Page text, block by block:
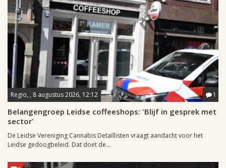
Regio, , 8 augustus 2026, 12:12 1
Belangengroep Leidse coffeeshops: 'Blijf in gesprek met
sector'
De Leidse Vereniging Cannabis Detaillisten vraagt aandacht voor het
Leidse gedoogbeleid. Dat doet de...